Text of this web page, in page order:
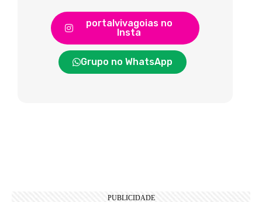
portalvivagoias no
Insta
Grupo no WhatsApp